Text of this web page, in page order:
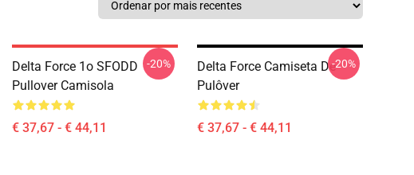
Delta Force 1o SFODD
Pullover Camisola
€ 37,67 - € 44,11
-20%
Delta Force Camiseta De
Pulôver
€ 37,67 - € 44,11
-20%